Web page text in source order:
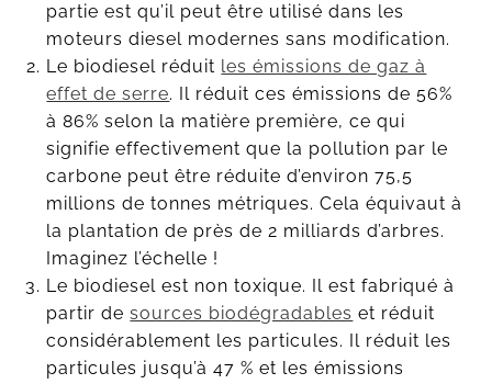
partie est qu’il peut être utilisé dans les
moteurs diesel modernes sans modification.
Le biodiesel réduit les émissions de gaz à
effet de serre. Il réduit ces émissions de 56%
à 86% selon la matière première, ce qui
signifie effectivement que la pollution par le
carbone peut être réduite d’environ 75,5
millions de tonnes métriques. Cela équivaut à
la plantation de près de 2 milliards d’arbres.
Imaginez l’échelle !
Le biodiesel est non toxique. Il est fabriqué à
partir desources biodégradables et réduit
considérablement les particules. Il réduit les
particules jusqu’à 47 % et les émissions